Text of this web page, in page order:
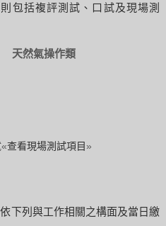
包括複評測試、口試及現場測
天然氣操作類
查看現場測試項目 »
下列與工作相關之構面及當日繳